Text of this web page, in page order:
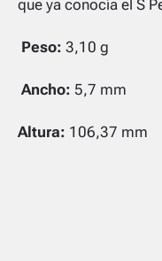
que ya conocía el S
Peso: 3,10 g
Ancho: 5,7 mm
Altura: 106,37 mm